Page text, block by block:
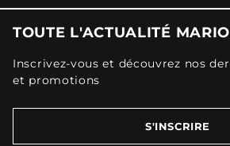
TOUTE L'ACTUALITÉ
Inscrivez-vous et découvrez nos
et promotions
S'INSCRIRE